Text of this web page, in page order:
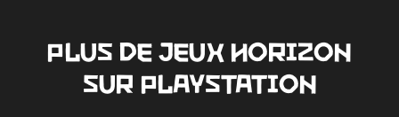
PLUS DE JEUX HORIZON
SUR PLAYSTATION